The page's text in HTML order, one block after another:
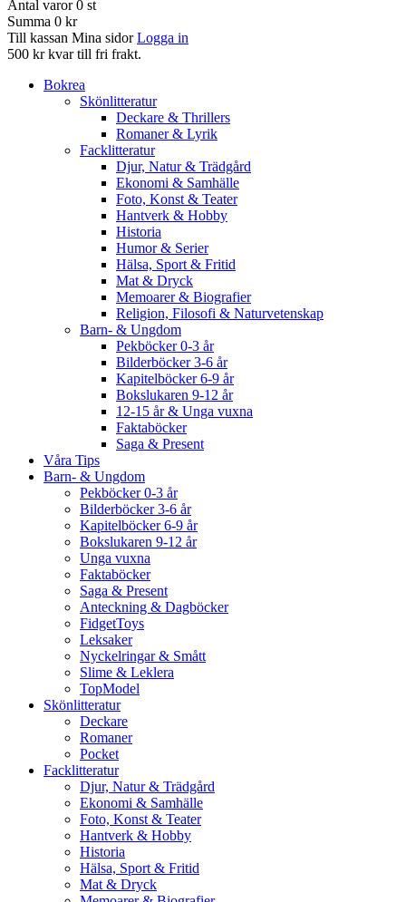
Antal varor 0 st
Summa 0 kr
Till kassan Mina sidor Logga in
500 kr kvar till fri frakt.
Bokrea
Skönlitteratur
Deckare & Thrillers
Romaner & Lyrik
Facklitteratur
Djur, Natur & Trädgård
Ekonomi & Samhälle
Foto, Konst & Teater
Hantverk & Hobby
Historia
Humor & Serier
Hälsa, Sport & Fritid
Mat & Dryck
Memoarer & Biografier
Religion, Filosofi & Naturvetenskap
Barn- & Ungdom
Pekböcker 0-3 år
Bilderböcker 3-6 år
Kapitelböcker 6-9 år
Bokslukaren 9-12 år
12-15 år & Unga vuxna
Faktaböcker
Saga & Present
Våra Tips
Barn- & Ungdom
Pekböcker 0-3 år
Bilderböcker 3-6 år
Kapitelböcker 6-9 år
Bokslukaren 9-12 år
Unga vuxna
Faktaböcker
Saga & Present
Anteckning & Dagböcker
FidgetToys
Leksaker
Nyckelringar & Smått
Slime & Leklera
TopModel
Skönlitteratur
Deckare
Romaner
Pocket
Facklitteratur
Djur, Natur & Trädgård
Ekonomi & Samhälle
Foto, Konst & Teater
Hantverk & Hobby
Historia
Hälsa, Sport & Fritid
Mat & Dryck